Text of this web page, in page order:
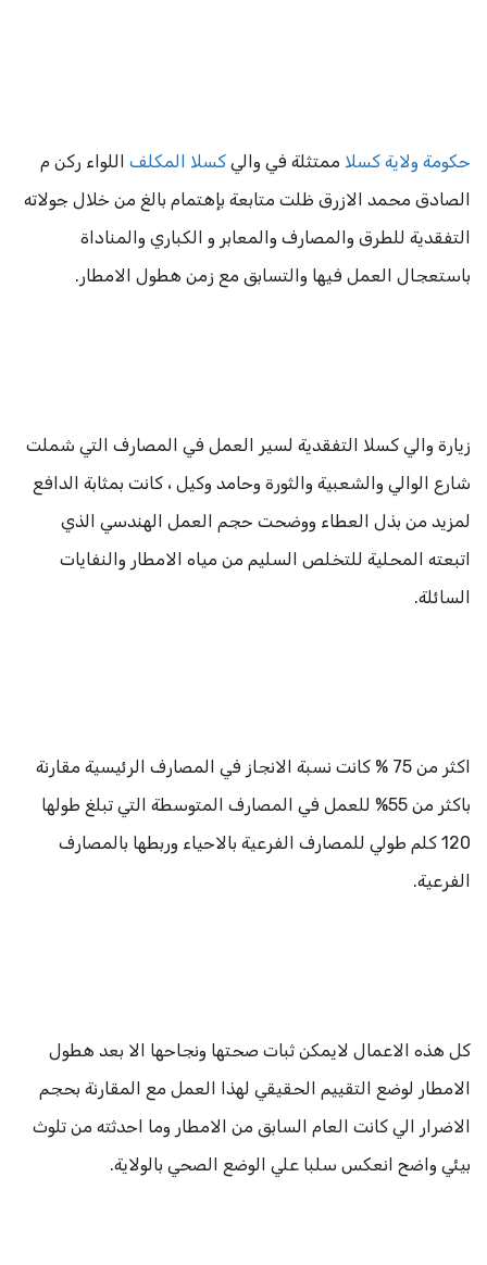
حكومة ولاية كسلا ممتثلة في والي كسلا المكلف اللواء ركن م
الصادق محمد الازرق ظلت متابعة بإهتمام بالغ من خلال جولاته
التفقدية للطرق والمصارف والمعابر و الكباري والمناداة
باستعجال العمل فيها والتسابق مع زمن هطول الامطار.
زيارة والي كسلا التفقدية لسير العمل في المصارف التي شملت
شارع الوالي والشعبية والثورة وحامد وكيل ، كانت بمثابة الدافع
لمزيد من بذل العطاء ووضحت حجم العمل الهندسي الذي
اتبعته المحلية للتخلص السليم من مياه الامطار والنفايات
السائلة.
اكثر من 75 % كانت نسبة الانجاز في المصارف الرئيسية مقارنة
باكثر من 55% للعمل في المصارف المتوسطة التي تبلغ طولها
120 كلم طولي للمصارف الفرعية بالاحياء وربطها بالمصارف
الفرعية.
كل هذه الاعمال لايمكن ثبات صحتها ونجاحها الا بعد هطول
الامطار لوضع التقييم الحقيقي لهذا العمل مع المقارنة بحجم
الاضرار الي كانت العام السابق من الامطار وما احدثته من تلوث
بيئي واضح انعكس سلبا علي الوضع الصحي بالولاية.